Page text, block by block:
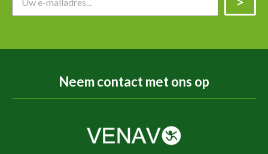
Neem contact met ons op